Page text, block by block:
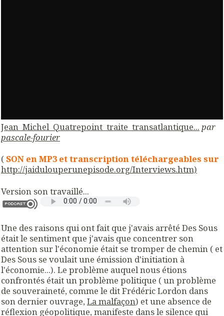
Jean_Michel_Quatrepoint_traite_transatlantique... par
pascale-fourier
(SON en MP3 et transcriptiontéléchargeables sur
http://jaidulouperunepisode.org/Interviews.htm)
Version son travaillé...
Une des raisons qui ont fait que j'avais arrêté Des Sous
était le sentiment que j'avais que concentrer son
attention sur l'économie était se tromper de chemin ( et
Des Sous se voulait une émission d'initiation à
l'économie...). Le problème auquel nous étions
confrontés était un problème politique ( un problème
de souveraineté, comme le dit Frédéric Lordon dans
son dernier ouvrage,La malfaçon) et une absence de
réflexion géopolitique, manifeste dans le silence qui